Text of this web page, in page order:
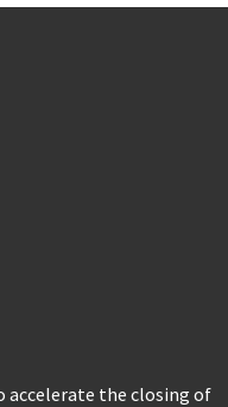
accelerate the closing of